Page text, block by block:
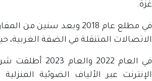
غزة.
في مطلع عام 2018 وبعد
الاتصالات المتنقلة في الضفة
في العام